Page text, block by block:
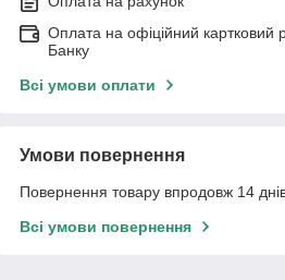
Оплата на офіційний картковий
Банку
Всі умови оплати
Умови повернення
Повернення товару впродовж 14
Всі умови повернення